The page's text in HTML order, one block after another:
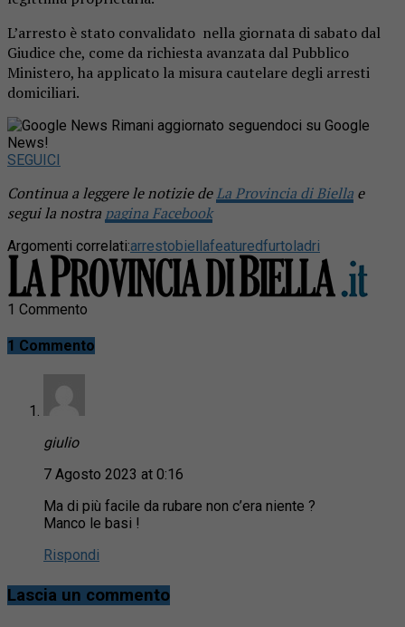
L’arresto è stato convalidato nella giornata di sabato dal
Giudice che, come da richiesta avanzata dal Pubblico
Ministero, ha applicato la misura cautelare degli arresti
domiciliari.
Rimani aggiornato seguendoci su Google
News!
SEGUICI
Continua a leggere le notizie deLa Provincia di Biella e
segui la nostra pagina Facebook
Argomenti correlati:arrestobiellafeaturedfurtoladri
1 Commento
1 Commento
giulio
7 Agosto 2023 at 0:16
Ma di più facile da rubare non c’era niente ?
Manco le basi !
Rispondi
Lascia un commento